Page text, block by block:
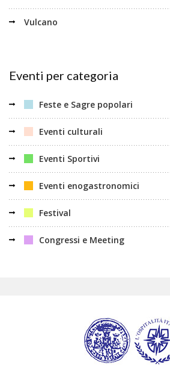
Vulcano
Eventi per categoria
Feste e Sagre popolari
Eventi culturali
Eventi Sportivi
Eventi enogastronomici
Festival
Congressi e Meeting